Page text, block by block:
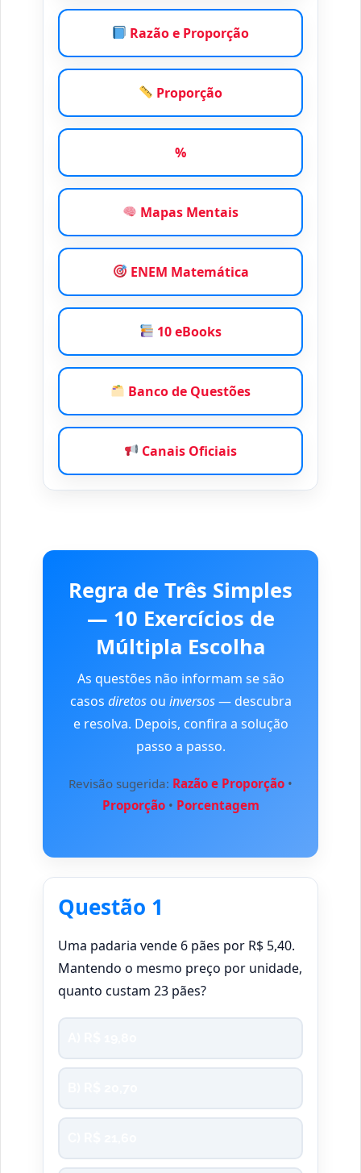
Razão e Proporção
Proporção
%
Mapas Mentais
ENEM Matemática
10 eBooks
Banco de Questões
Canais Oficiais
Regra de Três Simples
— 10 Exercícios de
Múltipla Escolha
As questões não informam se são
casos diretosou inversos— descubra
e resolva. Depois, confira a solução
passo a passo.
Revisão sugerida: Razão e Proporção •
Proporção• Porcentagem
Questão 1
Uma padaria vende 6 pães por R$ 5,40.
Mantendo o mesmo preço por unidade,
quanto custam 23 pães?